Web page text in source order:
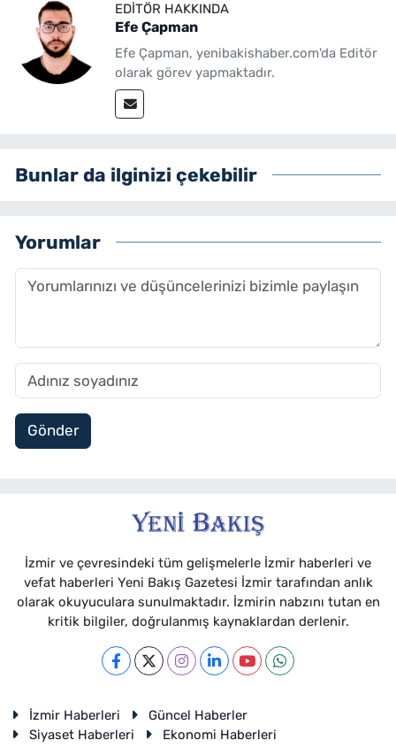
EDITÖR HAKKINDA
Efe Çapman
Efe Çapman, yenibakishaber.com'da Editör
olarak görev yapmaktadır.
Bunlar da ilginizi çekebilir
Yorumlar
Gönder
İzmir ve çevresindeki tüm gelişmelerle İzmir haberleri ve
vefat haberleri Yeni Bakış Gazetesi İzmir tarafından anlık
olarak okuyuculara sunulmaktadır. İzmirin nabzını tutan en
kritik bilgiler, doğrulanmış kaynaklardan derlenir.
İzmir Haberleri
Güncel Haberler
Siyaset Haberleri
Ekonomi Haberleri